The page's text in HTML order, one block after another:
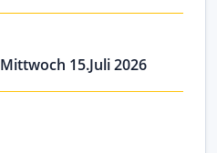
15.Juli 2026